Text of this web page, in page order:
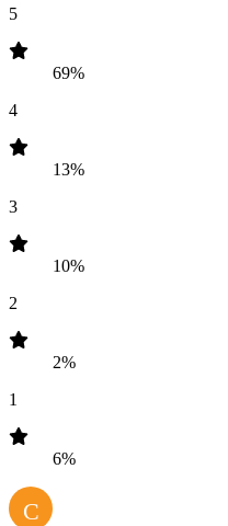
5
69%
4
13%
3
10%
2
2%
1
6%
C